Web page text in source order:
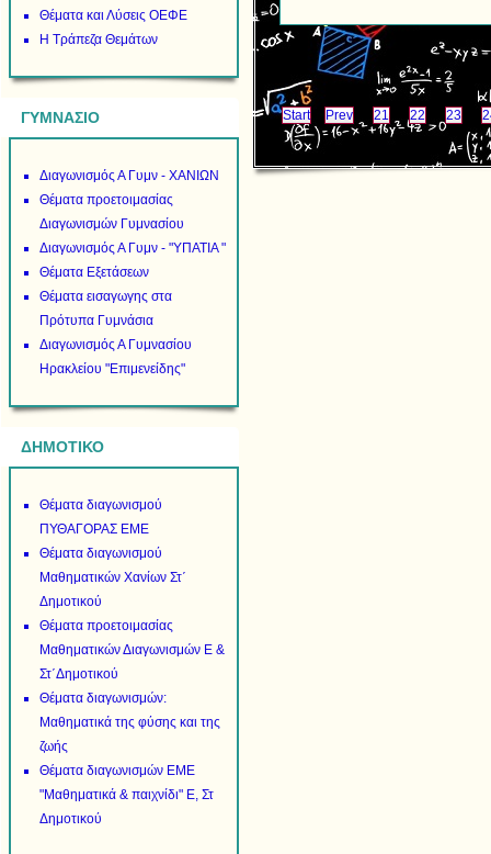
Θέματα και Λύσεις ΟΕΦΕ
Η Τράπεζα Θεμάτων
ΓΥΜΝΑΣΙΟ
Διαγωνισμός Α Γυμν - ΧΑΝΙΩΝ
Θέματα προετοιμασίας
Διαγωνισμών Γυμνασίου
Διαγωνισμός Α Γυμν - "ΥΠΑΤΙΑ "
Θέματα Εξετάσεων
Θέματα εισαγωγης στα
Πρότυπα Γυμνάσια
Διαγωνισμός Α Γυμνασίου
Ηρακλείου "Επιμενείδης"
ΔΗΜΟΤΙΚΟ
Θέματα διαγωνισμού
ΠΥΘΑΓΟΡΑΣ ΕΜΕ
Θέματα διαγωνισμού
Μαθηματικών Χανίων Στ΄
Δημοτικού
Θέματα προετοιμασίας
Μαθηματικών Διαγωνισμών Ε &
Στ΄Δημοτικού
Θέματα διαγωνισμών:
Μαθηματικά της φύσης και της
ζωής
Θέματα διαγωνισμών ΕΜΕ
"Μαθηματικά & παιχνίδι" Ε, Στ
Δημοτικού
Start Prev 21 22 23